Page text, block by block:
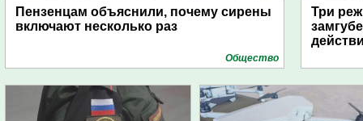
Пензенцам объяснили, почему сирены
включают несколько раз
Общество
Три